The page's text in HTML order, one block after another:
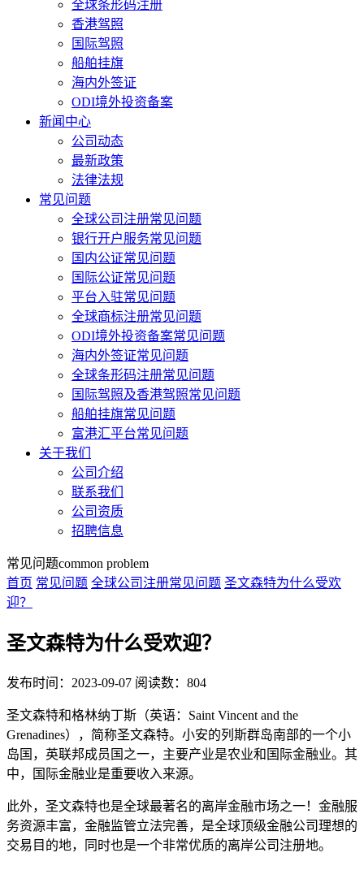
全球条形码注册
香港驾照
国际驾照
船舶挂旗
海内外签证
ODI境外投资备案
新闻中心
公司动态
最新政策
法律法规
常见问题
全球公司注册常见问题
银行开户服务常见问题
国内公证常见问题
国际公证常见问题
平台入驻常见问题
全球商标注册常见问题
ODI境外投资备案常见问题
海内外签证常见问题
全球条形码注册常见问题
国际驾照及香港驾照常见问题
船舶挂旗常见问题
富港汇平台常见问题
关于我们
公司介绍
联系我们
公司资质
招聘信息
常见问题common problem
首页 常见问题 全球公司注册常见问题 圣文森特为什么受欢
迎？
圣文森特为什么受欢迎？
发布时间：2023-09-07 阅读数：804
圣文森特和格林纳丁斯（英语：Saint Vincent and the
Grenadines），简称圣文森特。小安的列斯群岛南部的一个小
岛国，英联邦成员国之一，主要产业是农业和国际金融业。其
中，国际金融业是重要收入来源。
此外，圣文森特也是全球最著名的离岸金融市场之一！金融服
务资源丰富，金融监管立法完善，是全球顶级金融公司理想的
交易目的地，同时也是一个非常优质的离岸公司注册地。